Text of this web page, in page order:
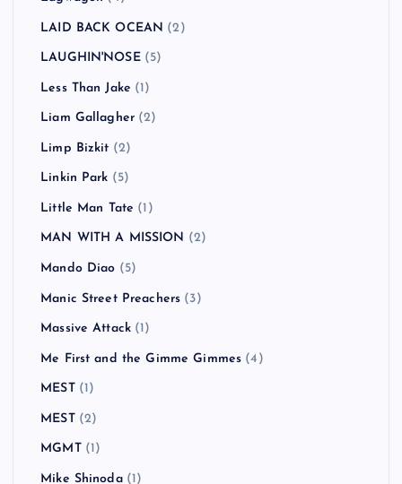
LAID BACK OCEAN (2)
LAUGHIN'NOSE(5)
Less Than Jake (1)
Liam Gallagher (2)
Limp Bizkit (2)
Linkin Park (5)
Little Man Tate (1)
MAN WITH A MISSION (2)
Mando Diao (5)
Manic Street Preachers (3)
Massive Attack (1)
Me First and the Gimme Gimmes (4)
MEST(1)
MEST(2)
MGMT(1)
Mike Shinoda(1)